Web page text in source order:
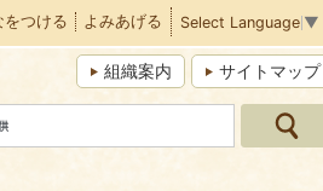
をつける よみあげる Select Language ▼
組織案内 サイトマップ